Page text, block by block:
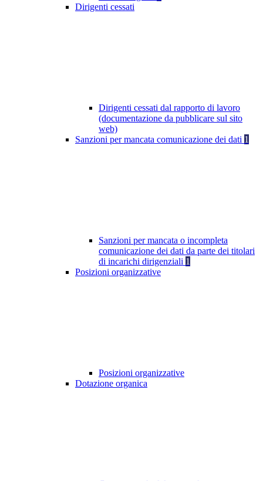
Dirigenti cessati
Dirigenti cessati dal rapporto di lavoro
(documentazione da pubblicare sul sito
web)
Sanzioni per mancata comunicazione dei dati 1
Sanzioni per mancata o incompleta
comunicazione dei dati da parte dei titolari
di incarichi dirigenziali 1
Posizioni organizzative
Posizioni organizzative
Dotazione organica